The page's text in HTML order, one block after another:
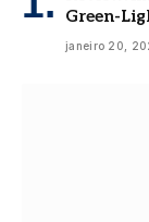
Green-
janeiro 20,